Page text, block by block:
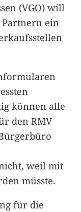
(VGO) will
ein
können alle
den RMV
weil mit
müsste.
für die